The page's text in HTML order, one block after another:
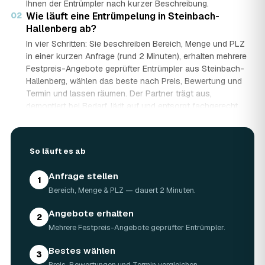
Ihnen der Entrümpler nach kurzer Beschreibung.
02 Wie läuft eine Entrümpelung in Steinbach-
Hallenberg ab?
In vier Schritten: Sie beschreiben Bereich, Menge und PLZ
in einer kurzen Anfrage (rund 2 Minuten), erhalten mehrere
Festpreis-Angebote geprüfter Entrümpler aus Steinbach-
Hallenberg, wählen das beste nach Preis, Bewertung und
Termin und lassen räumen. Der Partner trägt aus,
demontiert bei Bedarf, lädt auf und entsorgt fachgerecht
03 Wie lange dauert eine Entrümpelung?
Das hängt von der Größe ab: Ein Keller oder einzelner
eine komplette Wohnung oder ein Haus in Steinbach-
Hallenberg kann ein bis zwei Tage dauern. Einen Termin
gibt es häufig schon innerhalb weniger Tage, bei akuten
Fällen wie einer Messie-Wohnung auch kurzfristig.
Welche Gegenstände werden bei der
Entrümpelung entsorgt?
Mitgenommen wird praktisch der gesamte Hausrat: Möbel,
Elektrogeräte, Teppiche, Kleidung, Kartons, Sperrmüll
So läuft es ab
1 Anfrage stellen
Bereich, Menge & PLZ — dauert 2 Minuten.
2 Angebote erhalten
Mehrere Festpreis-Angebote geprüfter Entrümpler.
3 Bestes wählen